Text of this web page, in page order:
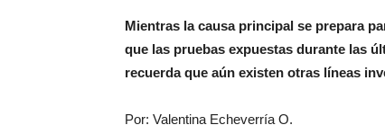
Mientras la causa principal se prepara
que las pruebas expuestas durante las
recuerda que aún existen otras líneas
Por: Valentina Echeverría O.